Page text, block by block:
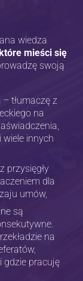
wiedza
mieści się
swoją
– tłumaczę z
na
wiele innych
przysięgły
dla
umów,
są
na
gdzie pracuję